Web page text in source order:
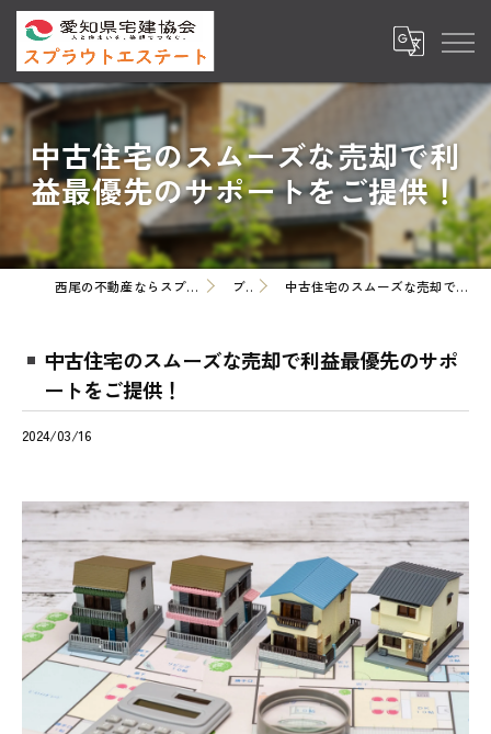
中古住宅のスムーズな売却で利
益最優先のサポートをご提供！
西尾の不動産ならスプラウトエステート株式会社 ブログ 中古住宅のスムーズな売却で利益最優先のサポートをご提供！
中古住宅のスムーズな売却で利益最優先のサポ
ートをご提供！
2024/03/16